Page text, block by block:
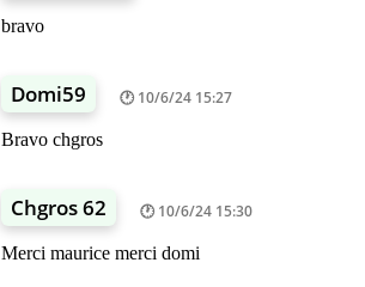
bravo
Domi59 10/6/24 15:27
Bravo chgros
Chgros 62 10/6/24 15:30
Merci maurice merci domi